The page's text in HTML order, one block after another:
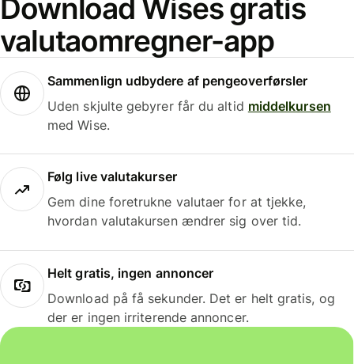
Download Wises gratis
valutaomregner-app
Sammenlign udbydere af pengeoverførsler
Uden skjulte gebyrer får du altid middelkursen
med Wise.
Følg live valutakurser
Gem dine foretrukne valutaer for at tjekke,
hvordan valutakursen ændrer sig over tid.
Helt gratis, ingen annoncer
Download på få sekunder. Det er helt gratis, og
der er ingen irriterende annoncer.